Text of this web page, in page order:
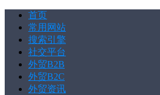
首页
常用网站
搜索引擎
社交平台
外贸B2B
外贸B2C
外贸资讯